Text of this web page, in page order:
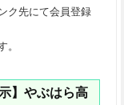
ク先にて会員登録
。
】やぶはら高